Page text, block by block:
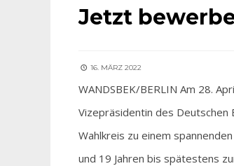
Jetzt
16. MÄRZ 2022
WANDSBEK/BERLIN Am 28.
Vizepräsidentin des Deutschen
Wahlkreis zu einem
und 19 Jahren bis spätestens